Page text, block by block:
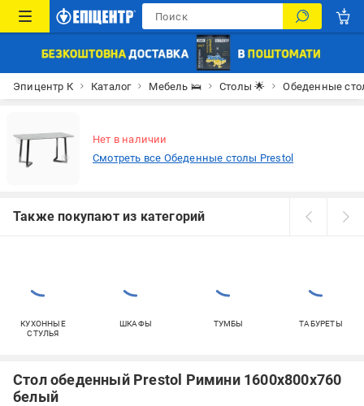
Эпицентр К Каталог Мебель 🛌 Столы 🌟 Обеденные
Нет в наличии
Смотреть все Обеденные столы Prestol
Также покупают из категорий
КУХОННЫЕ
СТУЛЬЯ
ШКАФЫ ТУМБЫ ТАБУРЕТЫ
Стол обеденный Prestol Римини 1600х800х760
белый